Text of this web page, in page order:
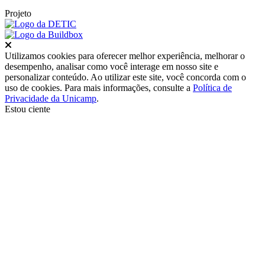
Projeto
Utilizamos cookies para oferecer melhor experiência, melhorar o
desempenho, analisar como você interage em nosso site e
personalizar conteúdo. Ao utilizar este site, você concorda com o
uso de cookies. Para mais informações, consulte a Política de
Privacidade da Unicamp.
Estou ciente